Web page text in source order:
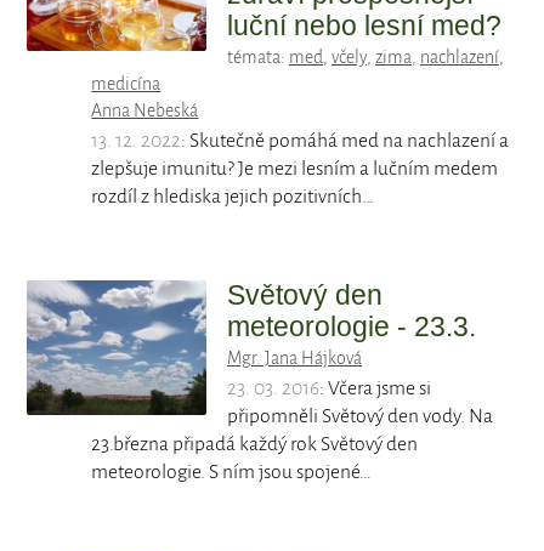
luční nebo lesní med?
témata: med, včely, zima, nachlazení,
medicína
Anna Nebeská
13. 12. 2022: Skutečně pomáhá med na nachlazení a
zlepšuje imunitu? Je mezi lesním a lučním medem
rozdíl z hlediska jejich pozitivních…
Světový den
meteorologie - 23.3.
Mgr. Jana Hájková
23. 03. 2016: Včera jsme si
připomněli Světový den vody. Na
23.března připadá každý rok Světový den
meteorologie. S ním jsou spojené…